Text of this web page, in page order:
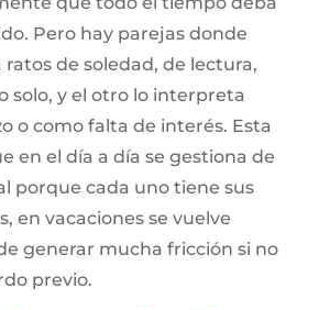
Pero hay parejas donde
de soledad, de lectura,
solo, y el otro lo interpreta
o como falta de interés. Esta
en el día a día se gestiona de
porque cada uno tiene sus
en vacaciones se vuelve
generar mucha fricción si no
previo.